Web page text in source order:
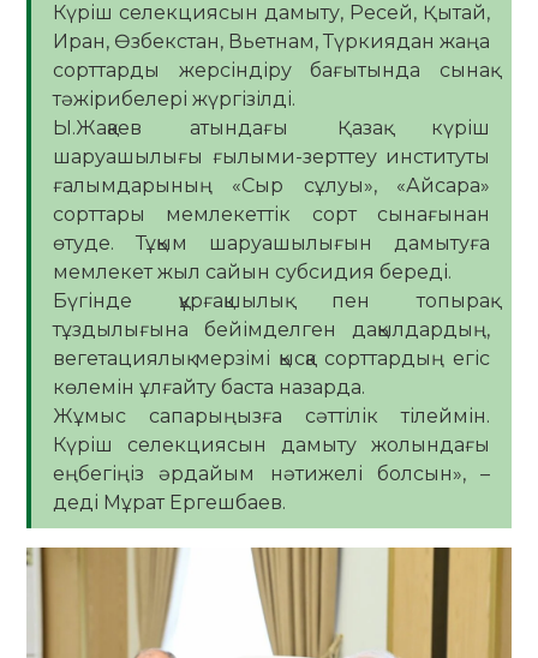
Күріш селекциясын дамыту, Ресей, Қытай,
Иран, Өзбекстан, Вьетнам, Түркиядан жаңа
сорттарды жерсіндіру бағытында сынақ
тәжірибелері жүргізілді.
Ы.Жақаев атындағы Қазақ күріш
шаруашылығы ғылыми-зерттеу институты
ғалымдарының «Сыр сұлуы», «Айсара»
сорттары мемлекеттік сорт сынағынан
өтуде. Тұқым шаруашылығын дамытуға
мемлекет жыл сайын субсидия береді.
Бүгінде құрғақшылық пен топырақ
тұздылығына бейімделген дақылдардың,
вегетациялық мерзімі қысқа сорттардың егіс
көлемін ұлғайту баста назарда.
Жұмыс сапарыңызға сәттілік тілеймін.
Күріш селекциясын дамыту жолындағы
еңбегіңіз әрдайым нәтижелі болсын», –
деді Мұрат Ергешбаев.